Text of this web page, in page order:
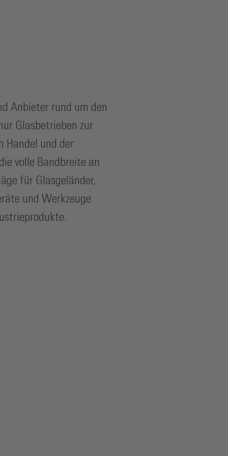
Anbieter rund um den
Glasbetrieben zur
Handel und der
volle Bandbreite an
für Glasgeländer,
und Werkzeuge